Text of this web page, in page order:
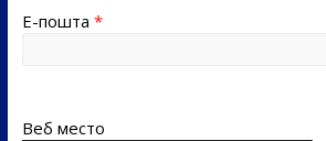
Е-пошта *
Веб место